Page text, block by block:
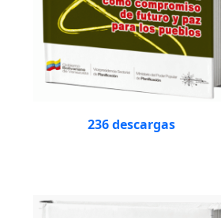
236 descargas